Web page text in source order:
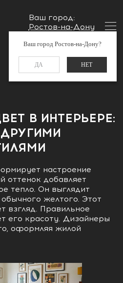
Ваш город:
Ростов-на-Дону
Ваш город Ростов-на-Дону?
ДА НЕТ
Заказать звонок
и стилями
В ИНТЕРЬЕРЕ:
настроение
оттенок добавляет
тепло. Он выглядит
желтого. Этот
взгляд. Правильное
его красоту. Дизайнеры
оформляя жилой